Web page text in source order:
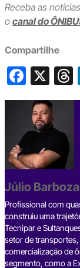
Receba as
o canal do
Compartilhe
F
a
c
e
b
o
o
k
X
s
Júlio Barboza
Profissional com
construiu uma
Tecnipar e
setor de
comercialização de
segmento, como a